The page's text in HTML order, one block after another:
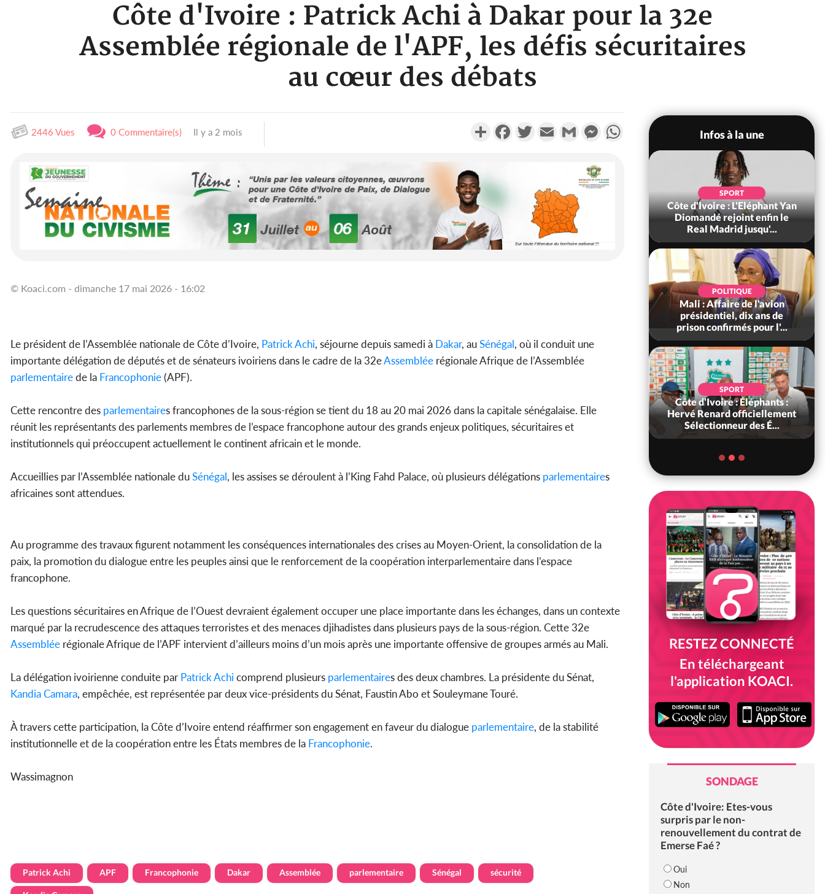
Côte d'Ivoire : Patrick Achi à Dakar pour la 32e
Assemblée régionale de l'APF, les défis sécuritaires
au cœur des débats
2446 Vues 0 Commentaire(s) Il y a 2 mois PartagerFacebookTwitterEmail Gmail MessengerWhatsApp
© Koaci.com - dimanche 17 mai 2026 - 16:02
Le président de l’Assemblée nationale de Côte d’Ivoire, Patrick Achi, séjourne depuis samedi à Dakar, auSénégal, où il conduit une
importante délégation de députés et de sénateurs ivoiriens dans le cadre de la 32eAssemblée régionale Afrique de l’Assemblée
parlementairede la Francophonie(APF).
Cette rencontre des parlementaires francophones de la sous-région se tient du 18 au 20 mai 2026 dans la capitale sénégalaise. Elle
réunit les représentants des parlements membres de l’espace francophone autour des grands enjeux politiques, sécuritaires et
institutionnels qui préoccupent actuellement le continent africain et le monde.
Accueillies par l’Assemblée nationale duSénégal, les assises se déroulent à l’King Fahd Palace, où plusieurs délégations parlementaires
africaines sont attendues.
Au programme des travaux figurent notamment les conséquences internationales des crises au Moyen-Orient, la consolidation de la
paix, la promotion du dialogue entre les peuples ainsi que le renforcement de la coopération interparlementaire dans l’espace
francophone.
Les questions sécuritaires en Afrique de l’Ouest devraient également occuper une place importante dans les échanges, dans un contexte
marqué par la recrudescence des attaques terroristes et des menaces djihadistes dans plusieurs pays de la sous-région. Cette 32e
Assemblée régionale Afrique de l’APF intervient d’ailleurs moins d’un mois après une importante offensive de groupes armés au Mali.
La délégation ivoirienne conduite par Patrick Achi comprend plusieurs parlementaires des deux chambres. La présidente du Sénat,
Kandia Camara, empêchée, est représentée par deux vice-présidents du Sénat, Faustin Abo et Souleymane Touré.
À travers cette participation, la Côte d’Ivoire entend réaffirmer son engagement en faveur du dialogue parlementaire, de la stabilité
institutionnelle et de la coopération entre les États membres de la Francophonie.
Wassimagnon
Patrick Achi APF Francophonie Dakar Assemblée parlementaire Sénégal sécurité
Infos à la une
SOCIÉTÉ
Côte d'Ivoire : Fin du rachat
des 100 000 tonnes de cacao,
le SYNARFA-CI co...
pas mourir chez nous », crient
des habitants d...
SPORT
Côte d'Ivoire : L'Eléphant Yan
Diomandé rejoint enfin le
Real Madrid jusqu'...
POLITIQUE
Mali : Affaire de l'avion
présidentiel, dix ans de
prison confirmés pour l'...
SPORT
Côte d'Ivoire : Éléphants :
Hervé Renard officiellement
Sélectionneur des É...
RESTEZ CONNECTÉ
En téléchargeant
l'application KOACI.
SONDAGE
Côte d'Ivoire: Etes-vous
surpris par le non-
renouvellement du contrat de
Emerse Faé ?
Oui
Non